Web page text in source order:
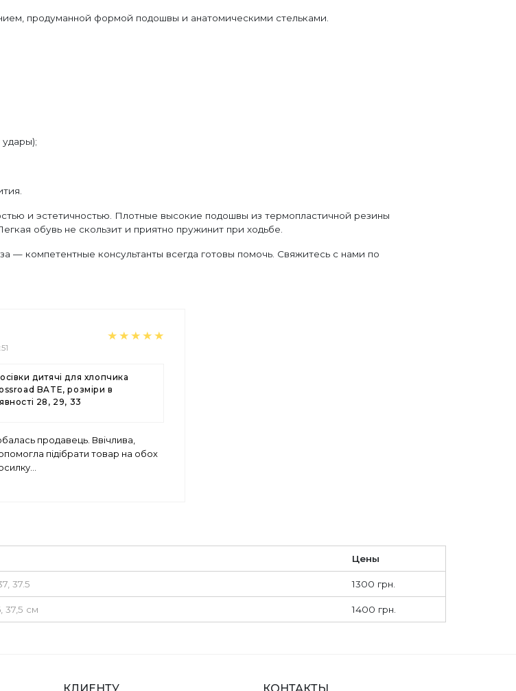
продуманной формой подошвы и анатомическими стельками.
и эстетичностью. Плотные высокие подошвы из термопластичной резины
обувь не скользит и приятно пружинит при ходьбе.
компетентные консультанты всегда готовы помочь. Свяжитесь с нами по
дитячі для хлопчика
BATE, розміри в
28, 29, 33
продавець. Ввічлива,
підібрати товар на обох
...
Цены
37.5 1300 грн.
37,5 см 1400 грн.